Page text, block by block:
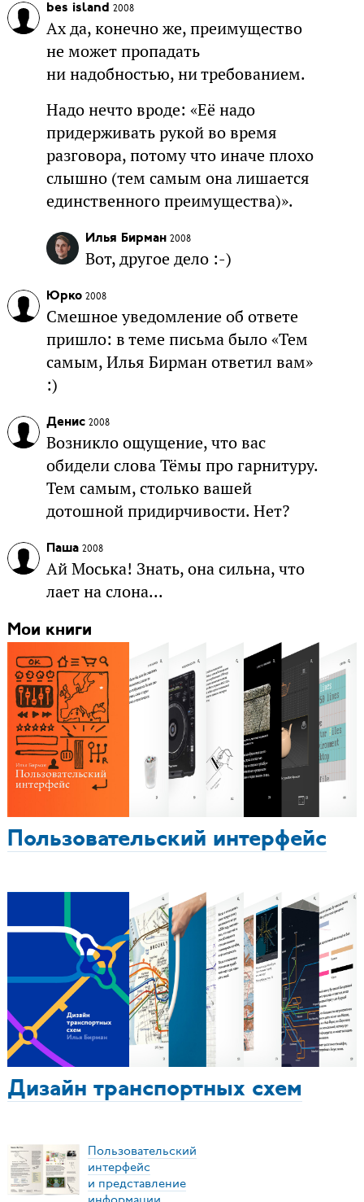
bes island 2008
Ах да, конечно же, преимущество
не может пропадать
ни надобностью, ни требованием.
Надо нечто вроде: «Её надо
придерживать рукой во время
разговора, потому что иначе плохо
слышно (тем самым она лишается
единственного преимущества)».
Илья Бирман 2008
Вот, другое дело :-)
Юрко 2008
Смешное уведомление об ответе
пришло: в теме письма было «Тем
самым, Илья Бирман ответил вам»
:)
Денис 2008
Возникло ощущение, что вас
обидели слова Тёмы про гарнитуру.
Тем самым, столько вашей
дотошной придирчивости. Нет?
Паша 2008
Ай Моська! Знать, она сильна, что
лает на слона...
Мои книги
Пользовательский интерфейс
Дизайн транспортных схем
Пользовательский
интерфейс
и представление